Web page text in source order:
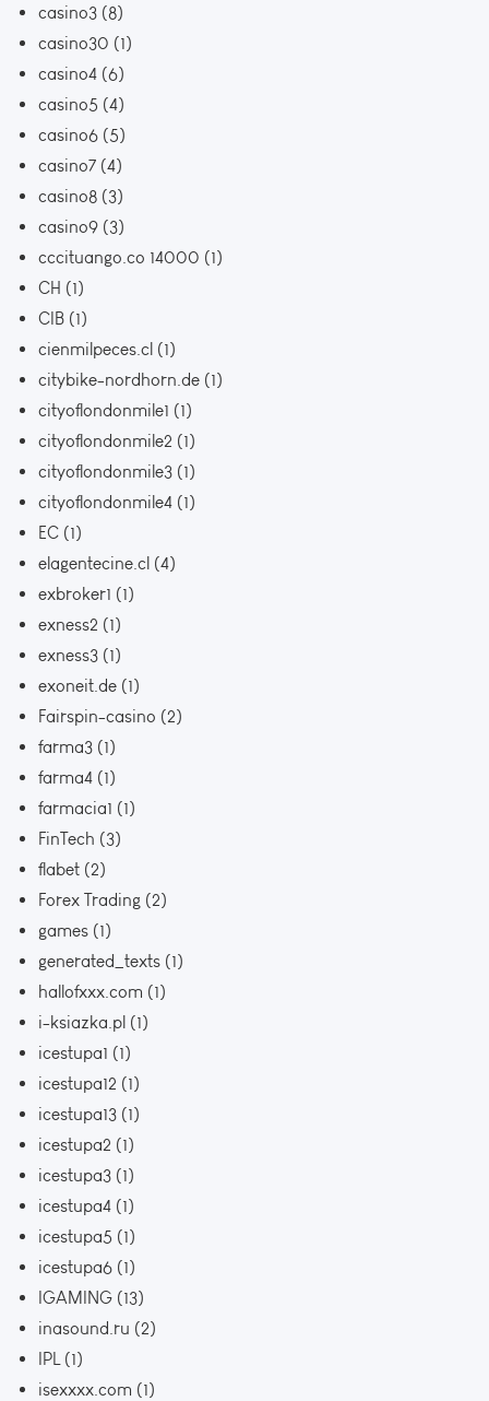
casino3 (8)
casino30 (1)
casino4 (6)
casino5 (4)
casino6 (5)
casino7 (4)
casino8 (3)
casino9 (3)
cccituango.co 14000 (1)
CH (1)
CIB (1)
cienmilpeces.cl (1)
citybike-nordhorn.de (1)
cityoflondonmile1 (1)
cityoflondonmile2 (1)
cityoflondonmile3 (1)
cityoflondonmile4 (1)
EC (1)
elagentecine.cl (4)
exbroker1 (1)
exness2 (1)
exness3 (1)
exoneit.de (1)
Fairspin-casino (2)
farma3 (1)
farma4 (1)
farmacia1 (1)
FinTech (3)
flabet (2)
Forex Trading (2)
games (1)
generated_texts (1)
hallofxxx.com (1)
i-ksiazka.pl (1)
icestupa1 (1)
icestupa12 (1)
icestupa13 (1)
icestupa2 (1)
icestupa3 (1)
icestupa4 (1)
icestupa5 (1)
icestupa6 (1)
IGAMING (13)
inasound.ru (2)
IPL(1)
isexxxx.com (1)